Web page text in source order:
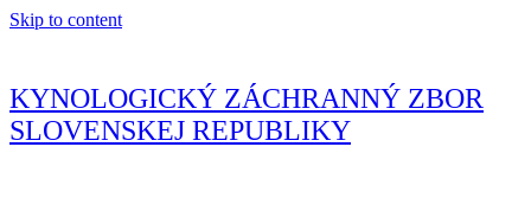
Skip to content
KYNOLOGICKÝ ZÁCHRANNÝ ZBOR
SLOVENSKEJ REPUBLIKY